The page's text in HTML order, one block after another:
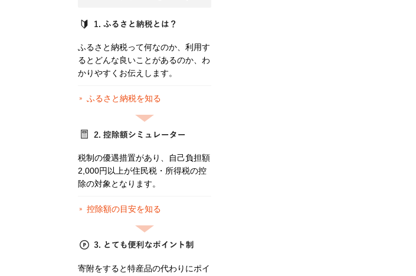
ふるさと納税って何なのか、利用す
るとどんな良いことがあるのか、わ
かりやすくお伝えします。
ふるさと納税を知る
税制の優遇措置があり、自己負担額
2,000円以上が住民税・所得税の控
除の対象となります。
控除額の目安を知る
寄附をすると特産品の代わりにポイ